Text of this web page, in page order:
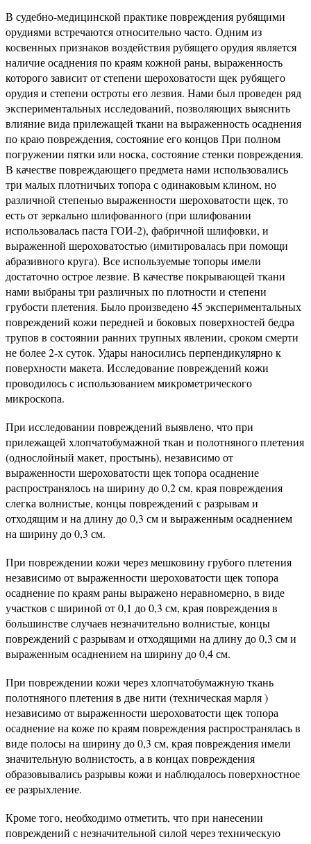
В судебно-медицинской практике повреждения рубящими
орудиями встречаются относительно часто. Одним из
косвенных признаков воздействия рубящего орудия является
наличие осаднения по краям кожной раны, выраженность
которого зависит от степени шероховатости щек рубящего
орудия и степени остроты его лезвия. Нами был проведен ряд
экспериментальных исследований, позволяющих выяснить
влияние вида прилежащей ткани на выраженность осаднения
по краю повреждения, состояние его концов При полном
погружении пятки или носка, состояние стенки повреждения.
В качестве повреждающего предмета нами использовались
три малых плотничьих топора с одинаковым клином, но
различной степенью выраженности шероховатости щек, то
есть от зеркально шлифованного (при шлифовании
использовалась паста ГОИ-2), фабричной шлифовки, и
выраженной шероховатостью (имитировалась при помощи
абразивного круга). Все используемые топоры имели
достаточно острое лезвие. В качестве покрывающей ткани
нами выбраны три различных по плотности и степени
грубости плетения. Было произведено 45 экспериментальных
повреждений кожи передней и боковых поверхностей бедра
трупов в состоянии ранних трупных явлении, сроком смерти
не более 2-х суток. Удары наносились перпендикулярно к
поверхности макета. Исследование повреждений кожи
проводилось с использованием микрометрического
микроскопа.
При исследовании повреждений выявлено, что при
прилежащей хлопчатобумажной ткан и полотняного плетения
(однослойный макет, простынь), независимо от
выраженности шероховатости щек топора осаднение
распространялось на ширину до 0,2 см, края повреждения
слегка волнистые, концы повреждений с разрывам и
отходящим и на длину до 0,3 см и выраженным осаднением
на ширину до 0,3 см.
При повреждении кожи через мешковину грубого плетения
независимо от выраженности шероховатости щек топора
осаднение по краям раны выражено неравномерно, в виде
участков с шириной от 0,1 до 0,3 см, края повреждения в
большинстве случаев незначительно волнистые, концы
повреждений с разрывам и отходящими на длину до 0,3 см и
выраженным осаднением на ширину до 0,4 см.
При повреждении кожи через хлопчатобумажную ткань
полотняного плетения в две нити (техническая марля )
независимо от выраженности шероховатости щек топора
осаднение на коже по краям повреждения распространялась в
виде полосы на ширину до 0,3 см, края повреждения имели
значительную волнистость, а в концах повреждения
образовывались разрывы кожи и наблюдалось поверхностное
ее разрыхление.
Кроме того, необходимо отметить, что при нанесении
повреждений с незначительной силой через техническую